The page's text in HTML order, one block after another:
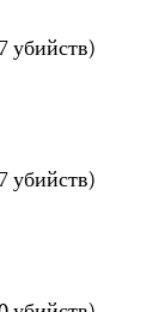
убийств)
убийств)